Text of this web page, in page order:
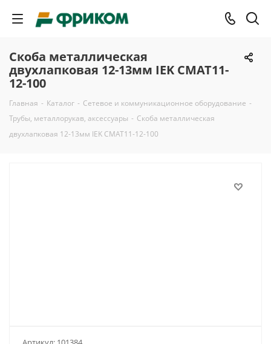
Скоба металлическая
двухлапковая 12-13мм IEK CMAT11-
12-100
Главная - Каталог - Сетевое и коммуникационное оборудование -
Трубы, металлорукав, аксессуары - Скоба металлическая
двухлапковая 12-13мм IEK CMAT11-12-100